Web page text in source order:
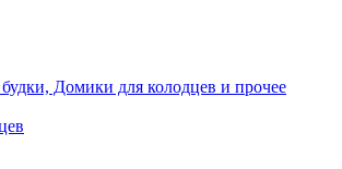
Домики для колодцев и прочее